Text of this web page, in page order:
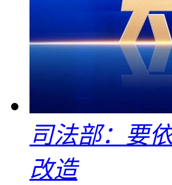
司法部：要
改造